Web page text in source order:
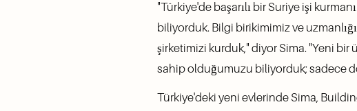
"Türkiye'de başarılı bir Suriye işi
biliyorduk. Bilgi birikimimiz ve
şirketimizi kurduk," diyor Sima. "Yeni bir
sahip olduğumuzu biliyorduk; sadece
Türkiye'deki yeni evlerinde Sima,